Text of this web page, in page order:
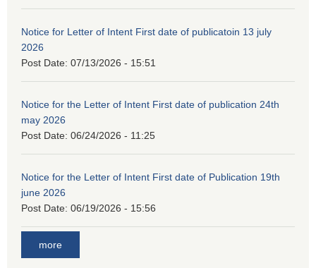
Notice for Letter of Intent First date of publicatoin 13 july
2026
Post Date: 07/13/2026 - 15:51
Notice for the Letter of Intent First date of publication 24th
may 2026
Post Date: 06/24/2026 - 11:25
Notice for the Letter of Intent First date of Publication 19th
june 2026
Post Date: 06/19/2026 - 15:56
more